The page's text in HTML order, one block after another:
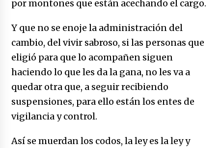
por montones que están acechando el cargo.
Y que no se enoje la administración del
cambio, del vivir sabroso, si las personas que
eligió para que lo acompañen siguen
haciendo lo que les da la gana, no les va a
quedar otra que, a seguir recibiendo
suspensiones, para ello están los entes de
vigilancia y control.
Así se muerdan los codos, la ley es la ley y